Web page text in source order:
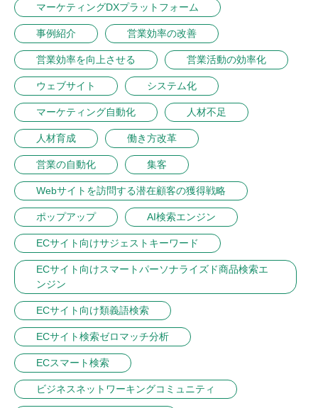
マーケティングDXプラットフォーム
事例紹介 営業効率の改善
営業効率を向上させる 営業活動の効率化
ウェブサイト システム化
マーケティング自動化 人材不足
人材育成 働き方改革
営業の自動化 集客
Webサイトを訪問する潜在顧客の獲得戦略
ポップアップ AI検索エンジン
ECサイト向けサジェストキーワード
ECサイト向けスマートパーソナライズド商品検索エ
ンジン
ECサイト向け類義語検索
ECサイト検索ゼロマッチ分析
ECスマート検索
ビジネスネットワーキングコミュニティ